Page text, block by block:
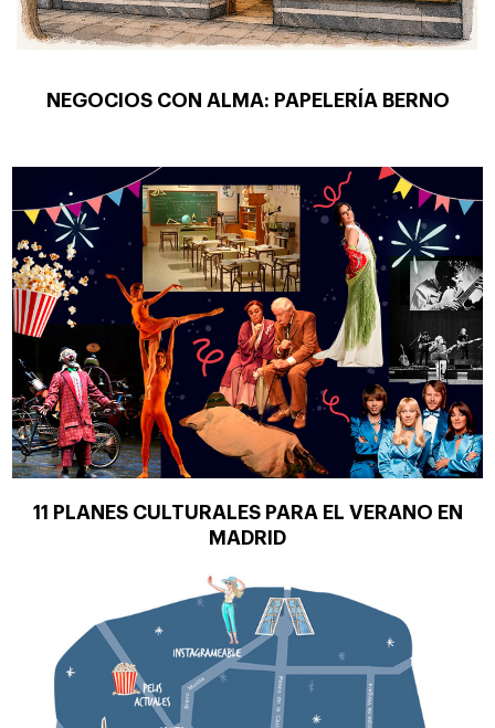
NEGOCIOS CON ALMA: PAPELERÍA BERNO
11 PLANES CULTURALES PARA EL VERANO EN
MADRID